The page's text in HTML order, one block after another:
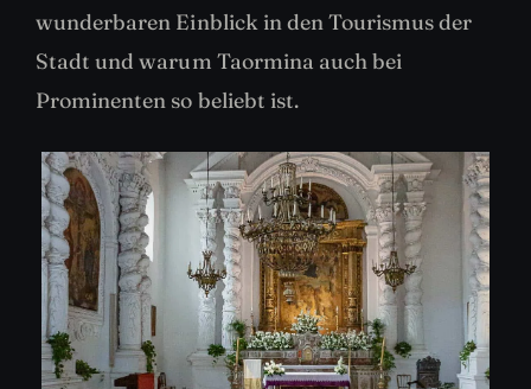
wunderbaren Einblick in den Tourismus der
Stadt und warum Taormina auch bei
Prominenten so beliebt ist.